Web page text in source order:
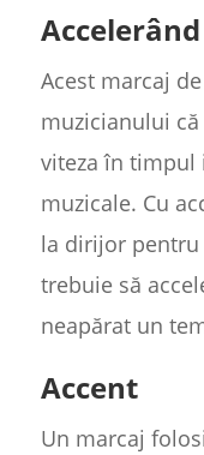
Accelerând
Acest marcaj
muzicianului
viteza în timpul
muzicale. Cu
la dirijor pentru
trebuie să
neapărat un
Accent
Un marcaj